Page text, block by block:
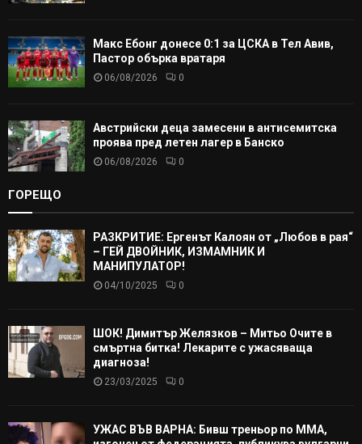
Макс Ебонг донесе 0:1 за ЦСКА в Тел Авив,
Пастор обърка вратаря
06/08/2026 0
Австрийски деца замесени в антисемитска
проява пред летен лагер в Банско
06/08/2026 0
ГОРЕЩО
РАЗКРИТИЕ: Ергенът Калоян от „Любов в рая“
– ГЕЙ ДВОЙНИК, ИЗМАМНИК И
МАНИПУЛАТОР!
04/10/2025 0
ШОК! Димитър Желязков – Митьо Очите в
смъртна битка! Лекарите с ужасяваща
диагноза!
23/03/2025 0
УЖАС ВЪВ ВАРНА: Бивш треньор по ММА,